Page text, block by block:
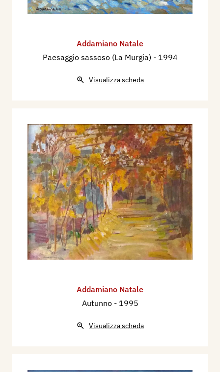
Addamiano Natale
Paesaggio sassoso (La Murgia) - 1994
Visualizza scheda
Addamiano Natale
Autunno - 1995
Visualizza scheda